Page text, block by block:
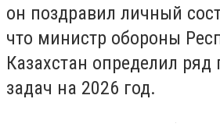
он поздравил личный
что министр обороны
Казахстан определил ряд
задач на 2026 год.